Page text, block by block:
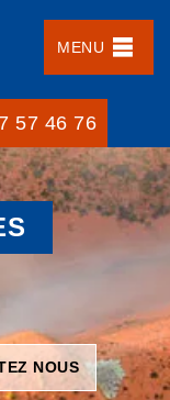
MENU
57 46 76
NOUS